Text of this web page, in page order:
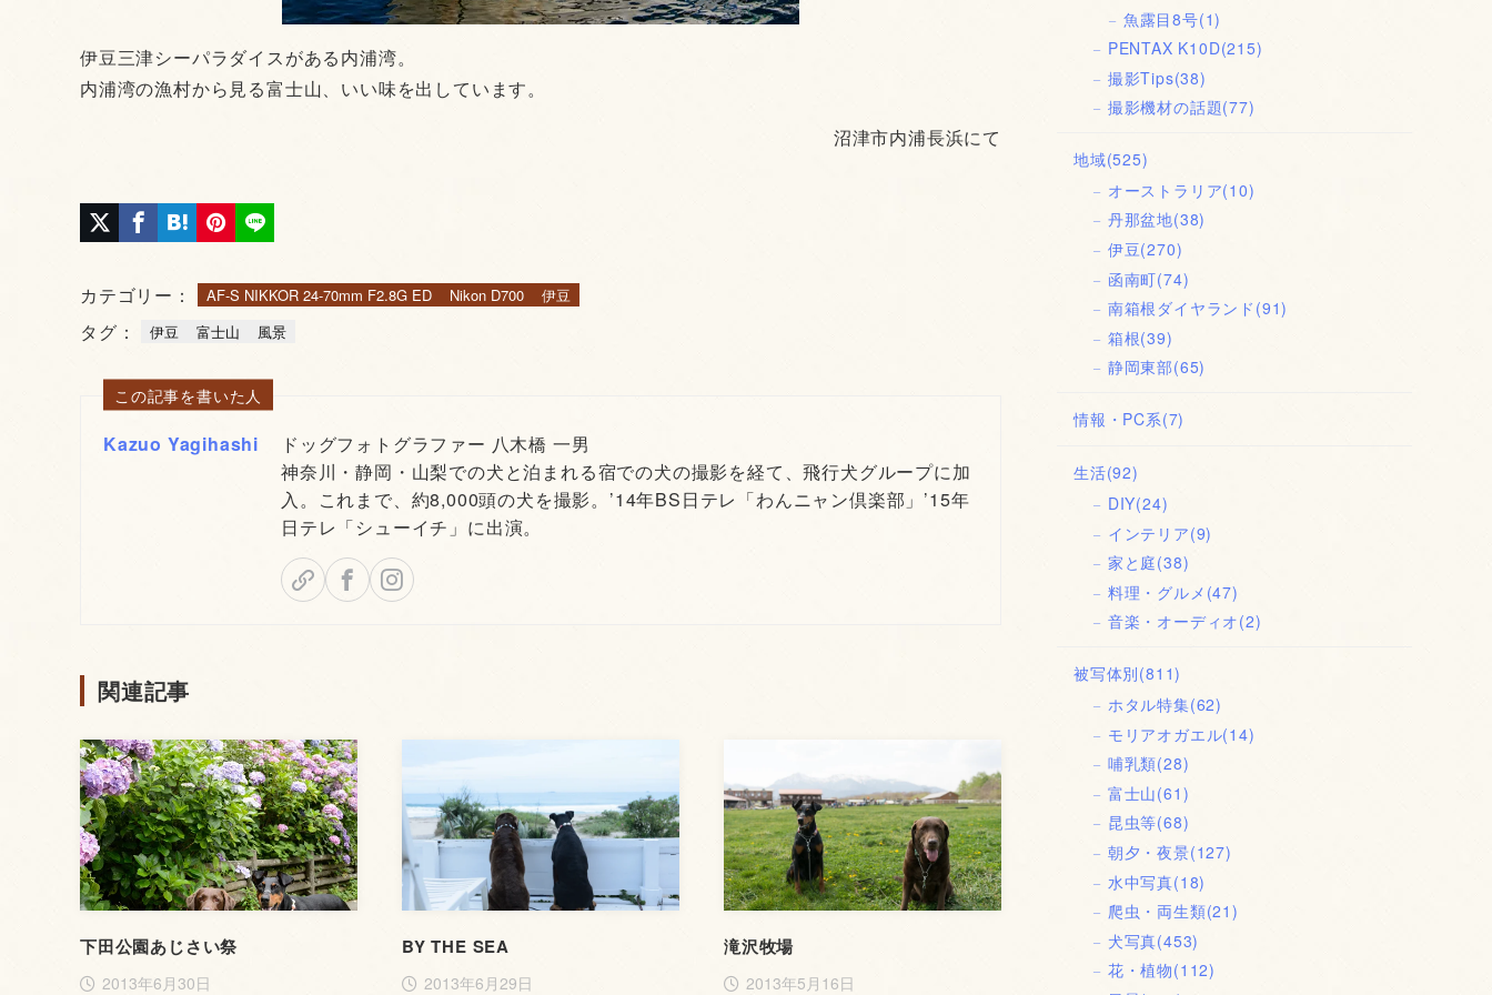
伊豆三津シーパラダイスがある内浦湾。
内浦湾の漁村から見る富士山、いい味を出しています。
沼津市内浦長浜にて
カテゴリー： AF-S NIKKOR 24-70mm F2.8G ED Nikon D700 伊豆
タグ： 伊豆 富士山 風景
この記事を書いた人
Kazuo Yagihashi
ドッグフォトグラファー 八木橋 一男
神奈川・静岡・山梨での犬と泊まれる宿での犬の撮影を経て、飛行犬グループに加
入。これまで、約8,000頭の犬を撮影。’14年BS日テレ「わんニャン倶楽部」’15年
日テレ「シューイチ」に出演。
関連記事
下田公園あじさい祭
2013年6月30日
BY THE SEA
2013年6月29日
滝沢牧場
2013年5月16日
魚露目8号(1)
PENTAX K10D(215)
撮影Tips(38)
撮影機材の話題(77)
地域(525)
オーストラリア(10)
丹那盆地(38)
伊豆(270)
函南町(74)
南箱根ダイヤランド (91)
箱根(39)
静岡東部(65)
情報・PC系(7)
生活(92)
DIY(24)
インテリア(9)
家と庭(38)
料理・グルメ (47)
音楽・オーディオ(2)
被写体別(811)
ホタル特集(62)
モリアオガエル(14)
哺乳類(28)
富士山(61)
昆虫等(68)
朝夕・夜景(127)
水中写真(18)
爬虫・両生類(21)
犬写真(453)
花・植物(112)